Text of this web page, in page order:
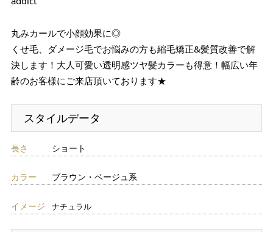
丸みカールで小顔効果に◎
くせ毛、ダメージ毛でお悩みの方も縮毛矯正&髪質改善で解
決します！大人可愛い透明感ツヤ髪カラーも得意！幅広い年
齢のお客様にご来店頂いております★
スタイルデータ
長さ ショート
カラー ブラウン・ベージュ系
イメージ ナチュラル